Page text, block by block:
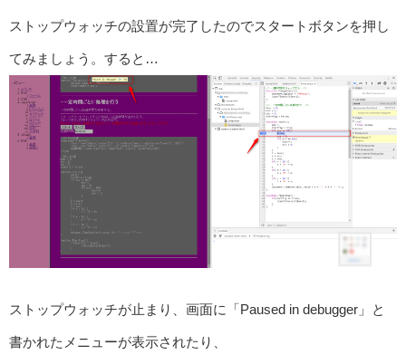
ストップウォッチの設置が完了したのでスタートボタンを押し
てみましょう。すると…
ストップウォッチが止まり、画面に「Paused in debugger」と
書かれたメニューが表示されたり、